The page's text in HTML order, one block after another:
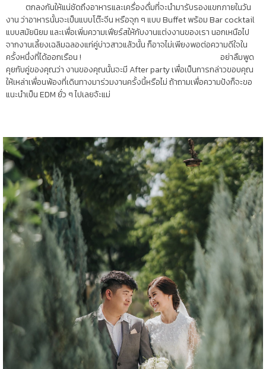
ตกลงกันให้แน่ชัดถึงอาหารและเครื่องดื่มที่จะนำมารับรองแขกภายในวัน
งาน ว่าอาหารนั้นจะเป็นแบบโต๊ะจีน หรือจุก ๆ แบบ Buffet พร้อม Bar cocktail
แบบสมัยนิยม และเพื่อเพิ่มความเฟียร์สให้กับงานแต่งงานของเรา นอกเหนือไป
จากงานเลี้ยงเฉลิมฉลองแก่คู่บ่าวสาวแล้วนั้น ก็อาจไม่เพียงพอต่อความดีใจใน
ครั้งหนึ่งที่ได้ออกเรือน ! อย่าลืมพูด
คุยกับคู่ของคุณว่า งานของคุณนั้นจะมี ​After party เพื่อเป็นการกล่าวขอบคุณ
ให้เหล่าเพื่อนพ้องที่เดินทางมาร่วมงานครั้งนี้หรือไม่ ถ้าถามเพื่อความปังก็จะขอ
แนะนำเป็น EDM ยั่ว ๆ ไปเลยจ้ะแม่